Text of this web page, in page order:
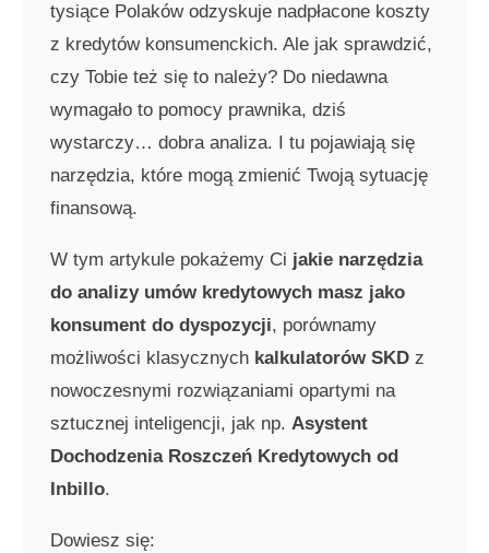
tysiące Polaków odzyskuje nadpłacone koszty
z kredytów konsumenckich. Ale jak sprawdzić,
czy Tobie też się to należy? Do niedawna
wymagało to pomocy prawnika, dziś
wystarczy… dobra analiza. I tu pojawiają się
narzędzia, które mogą zmienić Twoją sytuację
finansową.
W tym artykule pokażemy Ci jakie narzędzia
do analizy umów kredytowych masz jako
konsument do dyspozycji, porównamy
możliwości klasycznych kalkulatorów SKDz
nowoczesnymi rozwiązaniami opartymi na
sztucznej inteligencji, jak np. Asystent
Dochodzenia Roszczeń Kredytowych od
Inbillo.
Dowiesz się: